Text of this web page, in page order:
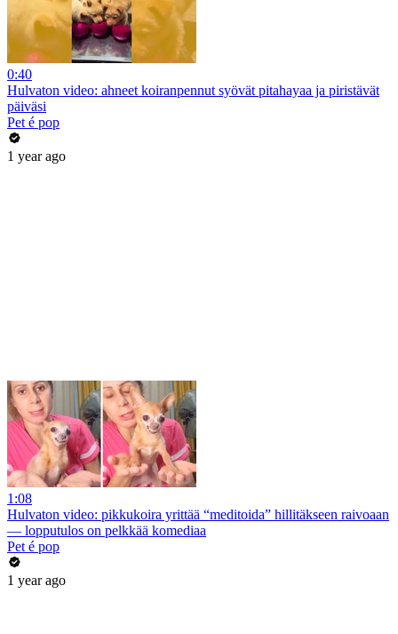
0:40
Hulvaton video: ahneet koiranpennut syövät pitahayaa ja piristävät
päiväsi
Pet é pop
1 year ago
1:08
Hulvaton video: pikkukoira yrittää “meditoida” hillitäkseen raivoaan
— lopputulos on pelkkää komediaa
Pet é pop
1 year ago